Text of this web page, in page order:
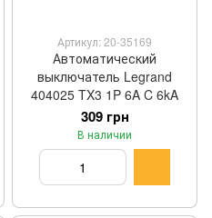
Артикул: 20-35169
Автоматический
выключатель Legrand
404025 TX3 1P 6A C 6kA
309 грн
В наличии